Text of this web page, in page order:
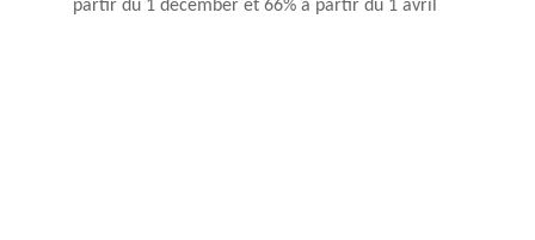
partir du 1 décember et 66% à partir du 1 avril